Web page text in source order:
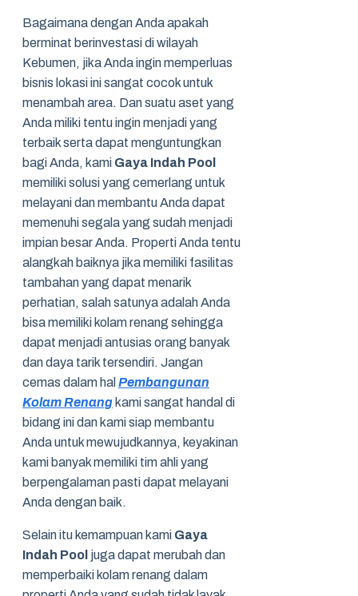
Bagaimana dengan Anda apakah
berminat berinvestasi di wilayah
Kebumen, jika Anda ingin memperluas
bisnis lokasi ini sangat cocok untuk
menambah area. Dan suatu aset yang
Anda miliki tentu ingin menjadi yang
terbaik serta dapat menguntungkan
bagi Anda, kami Gaya Indah Pool
memiliki solusi yang cemerlang untuk
melayani dan membantu Anda dapat
memenuhi segala yang sudah menjadi
impian besar Anda. Properti Anda tentu
alangkah baiknya jika memiliki fasilitas
tambahan yang dapat menarik
perhatian, salah satunya adalah Anda
bisa memiliki kolam renang sehingga
dapat menjadi antusias orang banyak
dan daya tarik tersendiri. Jangan
cemas dalam hal Pembangunan
Kolam Renang kami sangat handal di
bidang ini dan kami siap membantu
Anda untuk mewujudkannya, keyakinan
kami banyak memiliki tim ahli yang
berpengalaman pasti dapat melayani
Anda dengan baik.
Selain itu kemampuan kami Gaya
Indah Pool juga dapat merubah dan
memperbaiki kolam renang dalam